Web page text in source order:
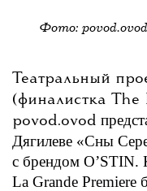
Фото:
Театральный
(финалистка
povod.ovod
Дягилеве «Сны
с брендом O’STIN.
La Grande Premiere